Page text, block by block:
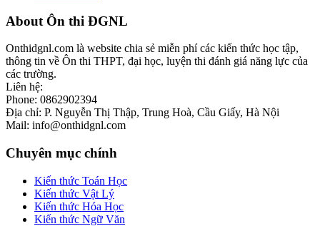
Footer
About Ôn thi ĐGNL
Onthidgnl.com là website chia sẻ miễn phí các kiến thức học tập,
thông tin về Ôn thi THPT, đại học, luyện thi đánh giá năng lực của
các trường.
Liên hệ:
Phone: 0862902394
Địa chỉ: P. Nguyễn Thị Thập, Trung Hoà, Cầu Giấy, Hà Nội
Mail: info@onthidgnl.com
Chuyên mục chính
Kiến thức Toán Học
Kiến thức Vật Lý
Kiến thức Hóa Học
Kiến thức Ngữ Văn